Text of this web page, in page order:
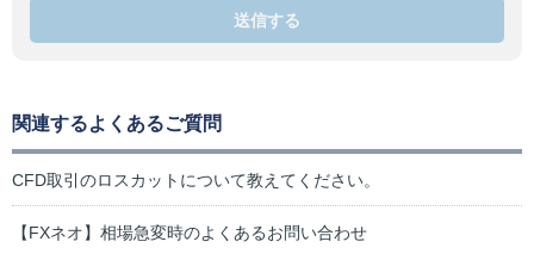
送信する
関連するよくあるご質問
CFD取引のロスカットについて教えてください。
【FXネオ】相場急変時のよくあるお問い合わせ